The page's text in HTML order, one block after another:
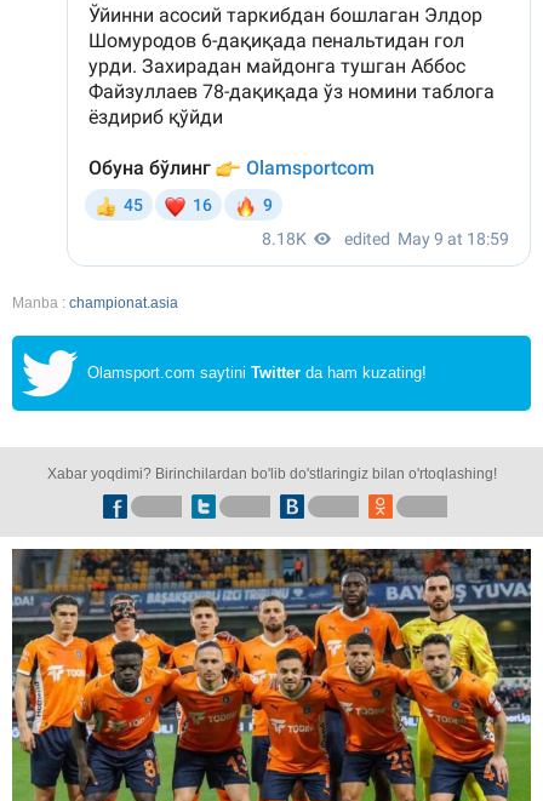
Manba : championat.asia
Olamsport.com saytini Twitter da ham kuzating!
Xabar yoqdimi? Birinchilardan bo'lib do'stlaringiz bilan o'rtoqlashing!